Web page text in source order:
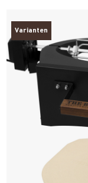
Varianten